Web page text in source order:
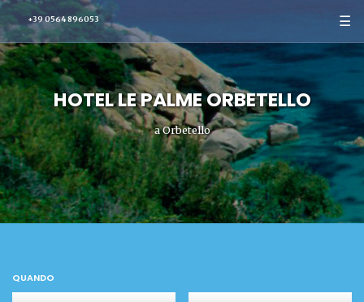
+39 0564 896053 ☰
HOTEL LE PALME ORBETELLO
a Orbetello
QUANDO